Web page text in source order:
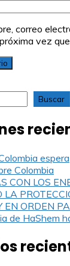
correo
vez
Buscar
espera
Colombia
CON LOS
LA
EN ORDEN
de HaShem